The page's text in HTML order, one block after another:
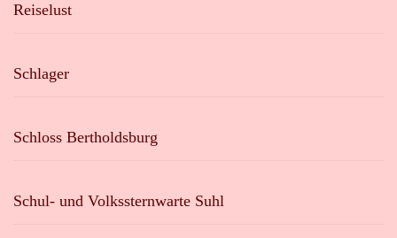
Reiselust
Schlager
Schloss Bertholdsburg
Schul- und Volkssternwarte Suhl